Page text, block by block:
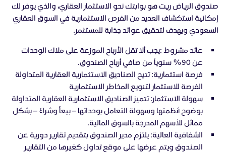
صندوق الرياض ريت هو بوابتك نحو الاستثمار العقاري، والذي يوفر لك
إمكانية استكشاف العديد من الفرص الاستثمارية في السوق العقاري
السعودي ويهدف لتحقيق عوائد جذابة للمستثمر.
عائد مشروط :يجب ألا تقل الأرباح الموزعة على ملاك الوحدات
عن 90% سنوياً من صافي أرباح الصندوق.
فرصة استثمارية: تتيح الصناديق الاستثمارية العقارية المتداولة
الفرصة للاستثمار لتنويع المخاطر الاستثمارية
سهولة الاستثمار: تتميز الصناديق الاستثمارية العقارية المتداولة
بوضوح أنظمتها وسهولة التعامل بوحداتها – بيعاً وشراءً – بشكل
مماثل للأسهم المدرجة بالسوق المالية.
الشفافية العالية: يلتزم مدير الصندوق بتقديم تقارير دورية عن
الصندوق ويتم عرضها على موقع تداول كغيرها من التقارير